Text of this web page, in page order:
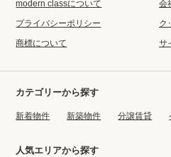
modern classについて
会
プライバシーポリシー
ク
商標について
サ
カテゴリーから探す
新着物件 新築物件 分譲賃貸
人気エリアから探す